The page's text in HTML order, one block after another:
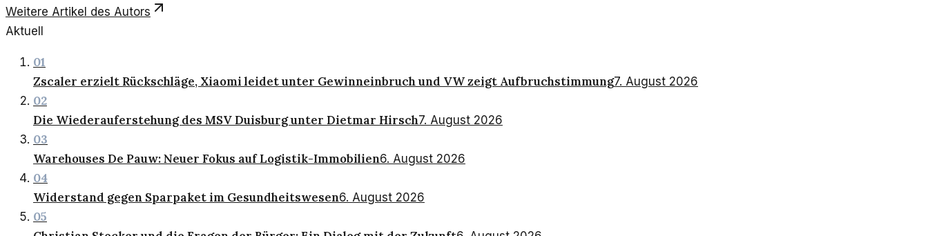
Weitere Artikel des Autors
Aktuell
01
Zscaler erzielt Rückschläge, Xiaomi leidet unter Gewinneinbruch und VW zeigt Aufbruchstimmung7. August 2026
02
Die Wiederauferstehung des MSV Duisburg unter Dietmar Hirsch7. August 2026
03
Warehouses De Pauw: Neuer Fokus auf Logistik-Immobilien6. August 2026
04
Widerstand gegen Sparpaket im Gesundheitswesen6. August 2026
05